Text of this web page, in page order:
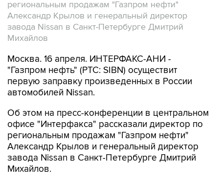
региональным продажам "Газпром нефти"
Александр Крылов и генеральный директор
завода Nissan в Санкт-Петербурге Дмитрий
Михайлов
Москва. 16 апреля. ИНТЕРФАКС-АНИ -
"Газпром нефть" (РТС: SIBN) осуществит
первую заправку произведенных в России
автомобилей Nissan.
Об этом на пресс-конференции в центральном
офисе "Интерфакса" рассказали директор по
региональным продажам "Газпром нефти"
Александр Крылов и генеральный директор
завода Nissan в Санкт-Петербурге Дмитрий
Михайлов.